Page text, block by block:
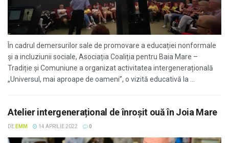
În cadrul demersurilor sale de promovare a educației nonformale
și a incluziunii sociale, Asociația Coaliția pentru Baia Mare –
Tradiție și Comuniune a organizat activitatea intergenerațională
„Universul, mai aproape de oameni”, o vizită educativă la ...
Atelier intergenerațional de înroșit ouă în Joia Mare
DE EMM 14 APRILIE 2022 0